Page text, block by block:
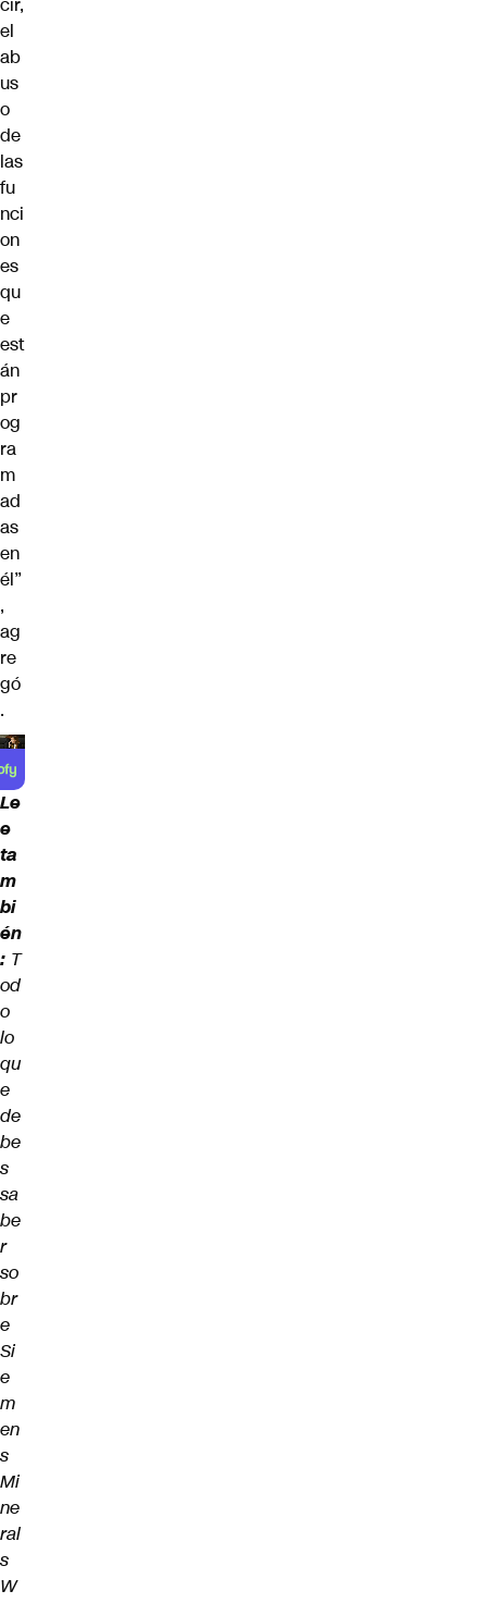
el
ab
us
o
de
las
fu
nci
on
es
qu
e
est
án
pr
og
ra
m
ad
as
en
él”
,
ag
re
gó
.
Le
e
ta
m
bi
én
: T
od
o
lo
qu
e
de
be
s
sa
be
r
so
br
e
Si
e
m
en
s
Mi
ne
ral
s
W